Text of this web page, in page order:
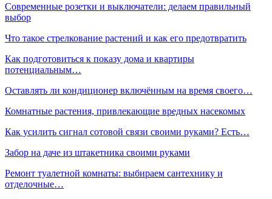
Современные розетки и выключатели: делаем правильный
выбор
Что такое стрелкование растений и как его предотвратить
Как подготовиться к показу дома и квартиры
потенциальным…
Оставлять ли кондиционер включённым на время своего…
Комнатные растения, привлекающие вредных насекомых
Как усилить сигнал сотовой связи своими руками? Есть…
Забор на даче из штакетника своими руками
Ремонт туалетной комнаты: выбираем сантехнику и
отделочные…